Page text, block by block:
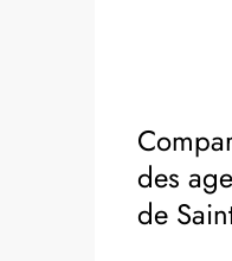
des
de